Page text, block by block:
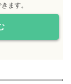
ます。